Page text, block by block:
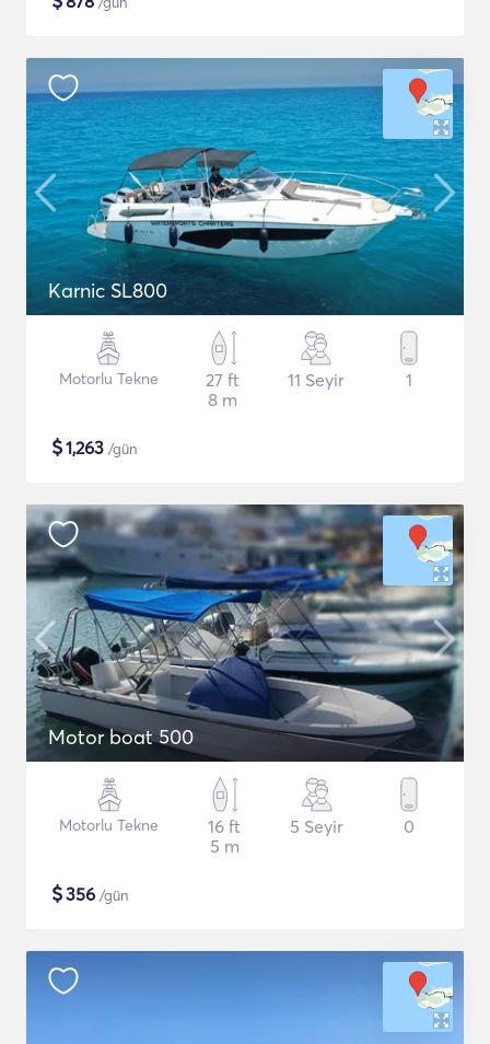
Karnic SL800
Motorlu Tekne
27 ft
8 m
11 Seyir 1
$1,263 /gün
Motor boat 500
Motorlu Tekne
16 ft
5 m
5 Seyir 0
$356 /gün